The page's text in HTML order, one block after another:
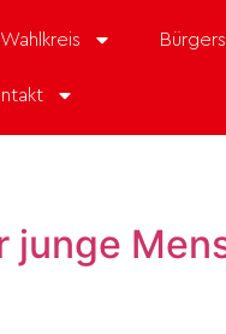
Wahlkreis
junge